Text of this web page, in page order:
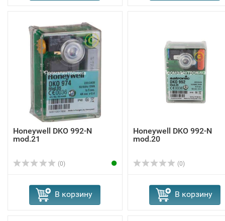
Honeywell DKO 992-N
mod.21
(0)
В корзину
Honeywell DKO 992-N
mod.20
(0)
В корзину